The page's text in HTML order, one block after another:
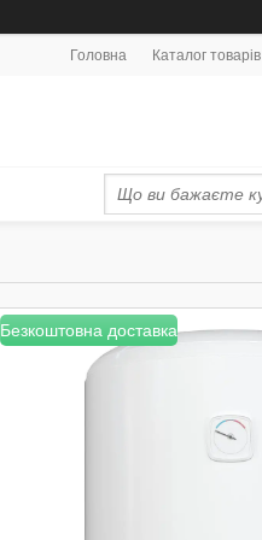
Головна Каталог товарів
Безкоштовна доставка